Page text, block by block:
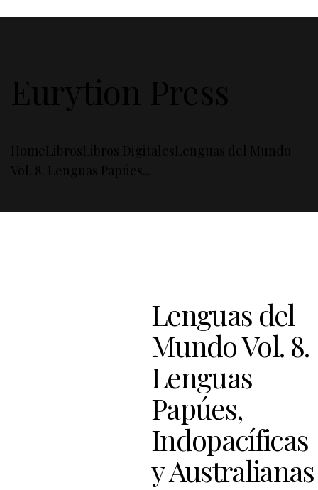
Lenguas del
Mundo Vol. 8.
Lenguas
Papúes,
Indopacíficas
y Australianas